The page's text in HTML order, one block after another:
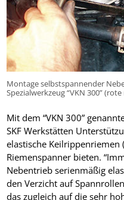
Montage selbstspannender
Spezialwerkzeug “VKN 300”
Mit dem “VKN 300”
SKF Werkstätten
elastische
Riemenspanner bieten.
Nebentrieb serienmäßig
den Verzicht auf
das zugleich auf die sehr